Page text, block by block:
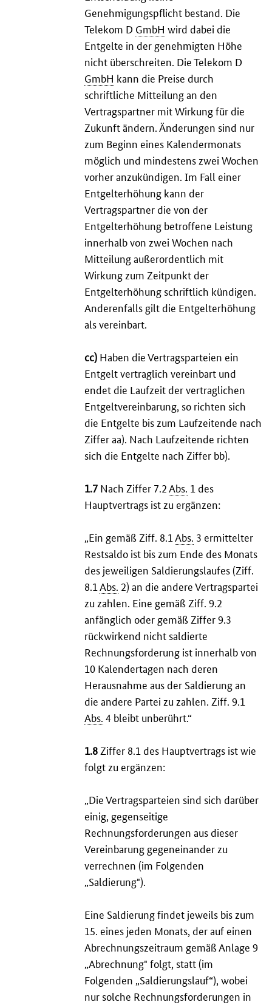
Genehmigungspflicht bestand. Die
Telekom D GmbH wird dabei die
Entgelte in der genehmigten Höhe
nicht überschreiten. Die Telekom D
GmbH kann die Preise durch
schriftliche Mitteilung an den
Vertragspartner mit Wirkung für die
Zukunft ändern. Änderungen sind nur
zum Beginn eines Kalendermonats
möglich und mindestens zwei Wochen
vorher anzukündigen. Im Fall einer
Entgelterhöhung kann der
Vertragspartner die von der
Entgelterhöhung betroffene Leistung
innerhalb von zwei Wochen nach
Mitteilung außerordentlich mit
Wirkung zum Zeitpunkt der
Entgelterhöhung schriftlich kündigen.
Anderenfalls gilt die Entgelterhöhung
als vereinbart.
cc) Haben die Vertragsparteien ein
Entgelt vertraglich vereinbart und
endet die Laufzeit der vertraglichen
Entgeltvereinbarung, so richten sich
die Entgelte bis zum Laufzeitende nach
Ziffer aa). Nach Laufzeitende richten
sich die Entgelte nach Ziffer bb).
1.7 Nach Ziffer 7.2 Abs. 1 des
Hauptvertrags ist zu ergänzen:
„Ein gemäß Ziff. 8.1 Abs. 3 ermittelter
Restsaldo ist bis zum Ende des Monats
des jeweiligen Saldierungslaufes (Ziff.
8.1 Abs. 2) an die andere Vertragspartei
zu zahlen. Eine gemäß Ziff. 9.2
anfänglich oder gemäß Ziffer 9.3
rückwirkend nicht saldierte
Rechnungsforderung ist innerhalb von
10 Kalendertagen nach deren
Herausnahme aus der Saldierung an
die andere Partei zu zahlen. Ziff. 9.1
Abs. 4 bleibt unberührt.“
1.8 Ziffer 8.1 des Hauptvertrags ist wie
folgt zu ergänzen:
„Die Vertragsparteien sind sich darüber
einig, gegenseitige
Rechnungsforderungen aus dieser
Vereinbarung gegeneinander zu
verrechnen (im Folgenden
„Saldierung").
Eine Saldierung findet jeweils bis zum
15. eines jeden Monats, der auf einen
Abrechnungszeitraum gemäß Anlage 9
„Abrechnung" folgt, statt (im
Folgenden „Saldierungslauf“), wobei
nur solche Rechnungsforderungen in